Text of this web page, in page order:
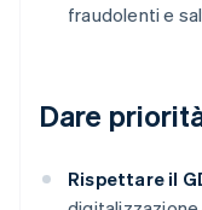
fraudolenti e
Dare
Rispettare il